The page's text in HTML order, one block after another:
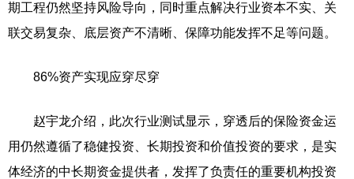
期工程仍然坚持风险导向，同时重点解决行业资本不实、关
联交易复杂、底层资产不清晰、保障功能发挥不足等问题。
86%资产实现应穿尽穿
赵宇龙介绍，此次行业测试显示，穿透后的保险资金运
用仍然遵循了稳健投资、长期投资和价值投资的要求，是实
体经济的中长期资金提供者，发挥了负责任的重要机构投资